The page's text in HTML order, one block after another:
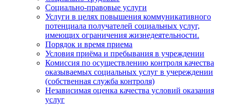
Социально-правовые услуги
Услуги в целях повышения коммуникативного
потенциала получателей социальных услуг,
имеющих ограничения жизнедеятельности.
Порядок и время приема
Условия приёма и пребывания в учреждении
Комиссия по осуществлению контроля качества
оказываемых социальных услуг в учереждении
(собственная служба контроля)
Независимая оценка качества условий оказания
услуг